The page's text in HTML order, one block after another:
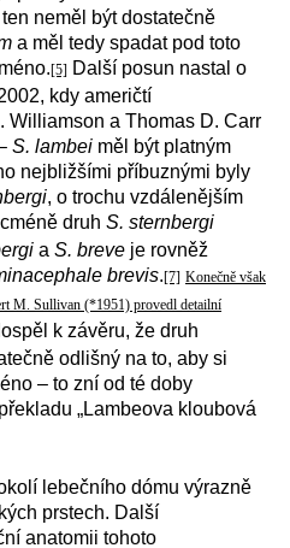
neměl být dostatečně
a měl tedy spadat pod toto
[5] Další posun nastal o
kdy američtí
Williamson a Thomas D. Carr
S. lambei měl být platným
nejbližšími příbuznými byly
, o trochu vzdálenějším
druh S. sternbergi
a S. breve je rovněž
brevis.[7] Konečně však
M. Sullivan (*1951) provedl detailní
k závěru, že druh
odlišný na to, aby si
– to zní od té doby
„Lambeova kloubová
lebečního dómu výrazně
prstech. Další
anatomii tohoto